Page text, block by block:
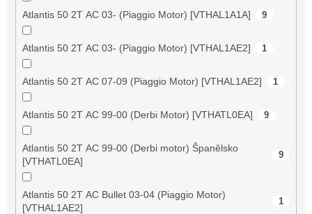
Atlantis 50 2T AC 03- (Piaggio Motor) [VTHAL1A1A] 9
Atlantis 50 2T AC 03- (Piaggio Motor) [VTHAL1AE2] 1
Atlantis 50 2T AC 07-09 (Piaggio Motor) [VTHAL1AE2] 1
Atlantis 50 2T AC 99-00 (Derbi Motor) [VTHATL0EA] 9
Atlantis 50 2T AC 99-00 (Derbi motor) Španělsko
[VTHATL0EA]
9
Atlantis 50 2T AC Bullet 03-04 (Piaggio Motor)
[VTHAL1AE2]
1